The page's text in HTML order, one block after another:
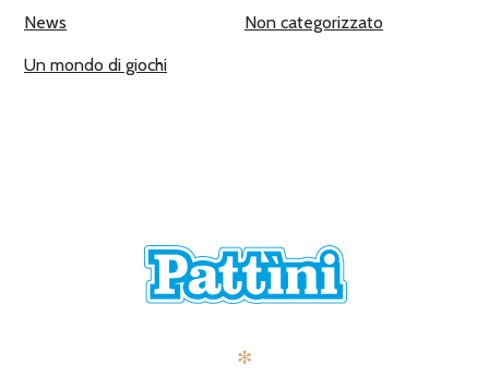
News Non categorizzato
Un mondo di giochi
✻